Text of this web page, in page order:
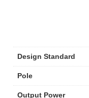
Design Standard
Pole
Output Power